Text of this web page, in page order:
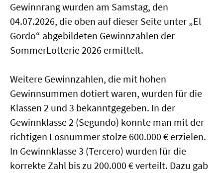
Gewinnrang wurden am Samstag, den
04.07.2026, die oben auf dieser Seite unter „El
Gordo“ abgebildeten Gewinnzahlen der
SommerLotterie 2026 ermittelt.
Weitere Gewinnzahlen, die mit hohen
Gewinnsummen dotiert waren, wurden für die
Klassen 2 und 3 bekanntgegeben. In der
Gewinnklasse 2 (Segundo) konnte man mit der
richtigen Losnummer stolze 600.000 € erzielen.
In Gewinnklasse 3 (Tercero) wurden für die
korrekte Zahl bis zu 200.000 € verteilt. Dazu gab